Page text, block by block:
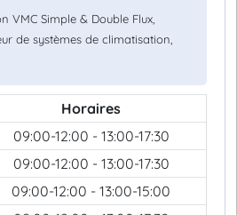
VMC Simple & Double Flux,
de systèmes de climatisation,
Horaires
09:00-12:00 - 13:00-17:30
09:00-12:00 - 13:00-17:30
09:00-12:00 - 13:00-15:00